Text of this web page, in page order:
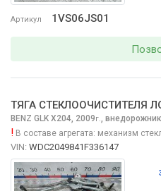
Артикул 1VS06JS01
ТЯГА СТЕКЛООЧИСТИТЕЛЯ
BENZ GLK X204, 2009г.
! В составе агрегата: механизм
VIN: WDC2049841F336147